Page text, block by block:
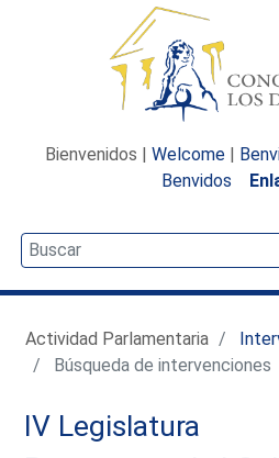
Bienvenidos | Welcome |
Benvidos
Actividad Parlamentaria
Búsqueda de intervenciones
IV Legislatura